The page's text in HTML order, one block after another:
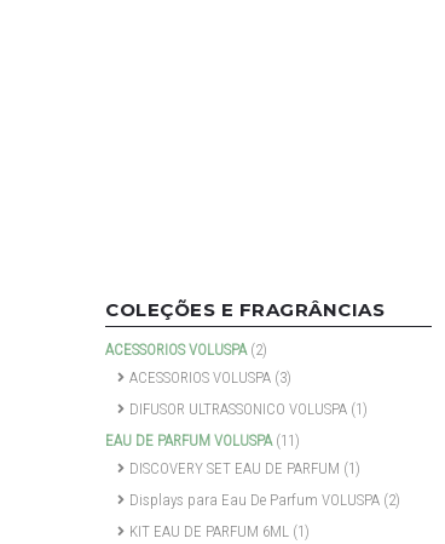
COLEÇÕES E FRAGRÂNCIAS
ACESSORIOS VOLUSPA(2)
ACESSORIOS VOLUSPA (3)
DIFUSOR ULTRASSONICO VOLUSPA (1)
EAU DE PARFUM VOLUSPA(11)
DISCOVERY SET EAU DE PARFUM (1)
Displays para Eau De Parfum VOLUSPA (2)
KIT EAU DE PARFUM 6ML (1)